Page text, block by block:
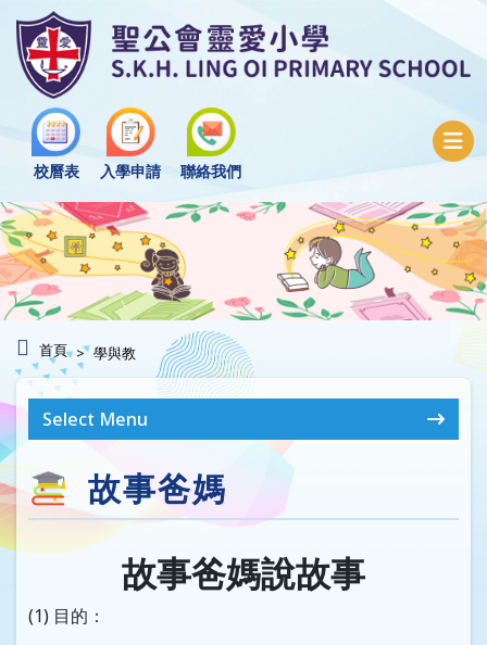
校曆表 入學申請 聯絡我們
首頁 學與教
Select Menu
故事爸媽
故事爸媽說故事
(1) 目的：